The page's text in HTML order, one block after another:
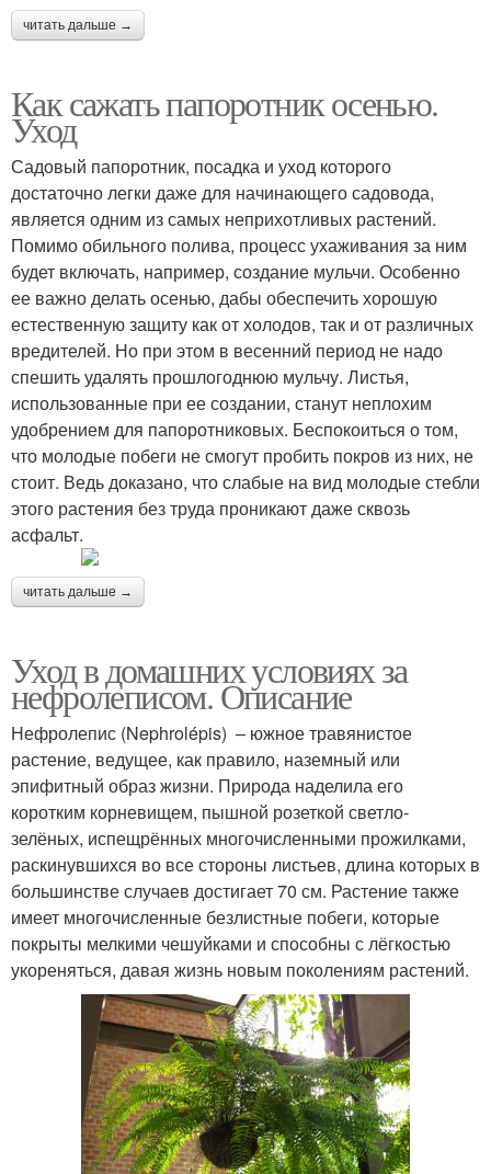
читать дальше →
Как сажать папоротник осенью.
Уход
Садовый папоротник, посадка и уход которого
достаточно легки даже для начинающего садовода,
является одним из самых неприхотливых растений.
Помимо обильного полива, процесс ухаживания за ним
будет включать, например, создание мульчи. Особенно
ее важно делать осенью, дабы обеспечить хорошую
естественную защиту как от холодов, так и от различных
вредителей. Но при этом в весенний период не надо
спешить удалять прошлогоднюю мульчу. Листья,
использованные при ее создании, станут неплохим
удобрением для папоротниковых. Беспокоиться о том,
что молодые побеги не смогут пробить покров из них, не
стоит. Ведь доказано, что слабые на вид молодые стебли
этого растения без труда проникают даже сквозь
асфальт.
читать дальше →
Уход в домашних условиях за
нефролеписом. Описание
Нефролепис (Nephrolépis) – южное травянистое
растение, ведущее, как правило, наземный или
эпифитный образ жизни. Природа наделила его
коротким корневищем, пышной розеткой светло-
зелёных, испещрённых многочисленными прожилками,
раскинувшихся во все стороны листьев, длина которых в
большинстве случаев достигает 70 см. Растение также
имеет многочисленные безлистные побеги, которые
покрыты мелкими чешуйками и способны с лёгкостью
укореняться, давая жизнь новым поколениям растений.